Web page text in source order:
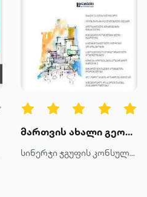
მართვის ახალი გეომეტრია
სინერჯი ჯგუფის კონსულტანტები